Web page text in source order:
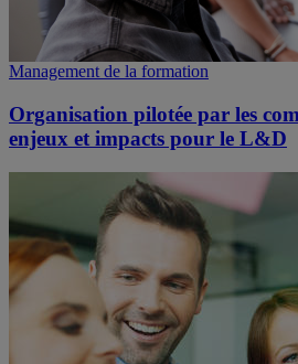
Management de la formation
Organisation pilotée par les
enjeux et impacts pour le L&D